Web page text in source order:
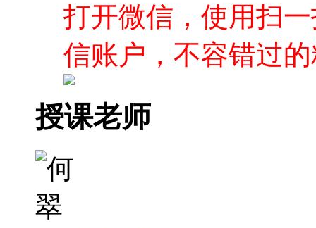
打开微信，使用扫
信账户，不容错过
授课老师